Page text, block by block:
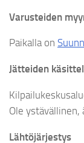
Varusteiden
Paikalla on
Jätteiden
Ole ystävällinen,
Lähtöjärjestys